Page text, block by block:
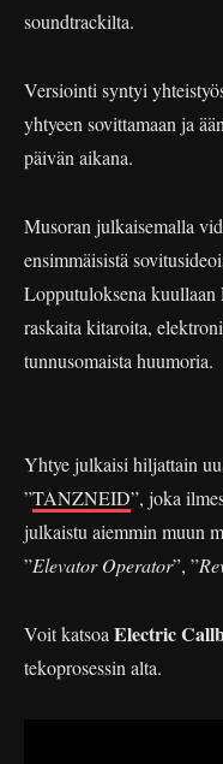
soundtrackilta.
Versiointi syntyi
yhtyeen sovittamaan ja
päivän aikana.
Musoran julkaisemalla
ensimmäisistä
Lopputuloksena kuullaan
raskaita kitaroita,
tunnusomaista huumoria.
Yhtye julkaisi hiljattain
”TANZNEID”, joka
julkaistu aiemmin muun
”Elevator Operator”, ”
Voit katsoa Electric
tekoprosessin alta.